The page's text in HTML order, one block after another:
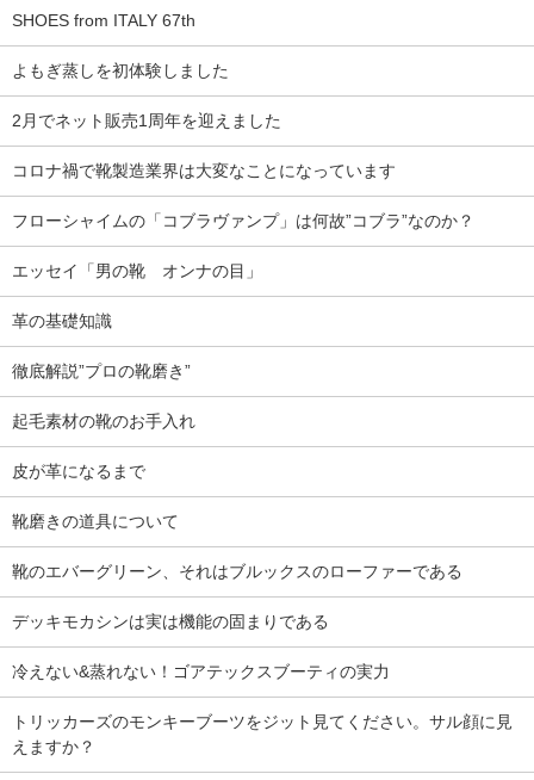
SHOES from ITALY 67th
よもぎ蒸しを初体験しました
2月でネット販売1周年を迎えました
コロナ禍で靴製造業界は大変なことになっています
フローシャイムの「コブラヴァンプ」は何故”コブラ”なのか？
エッセイ「男の靴 オンナの目」
革の基礎知識
徹底解説”プロの靴磨き”
起毛素材の靴のお手入れ
皮が革になるまで
靴磨きの道具について
靴のエバーグリーン、それはブルックスのローファーである
デッキモカシンは実は機能の固まりである
冷えない&蒸れない！ゴアテックスブーティの実力
トリッカーズのモンキーブーツをジット見てください。サル顔に見
えますか？